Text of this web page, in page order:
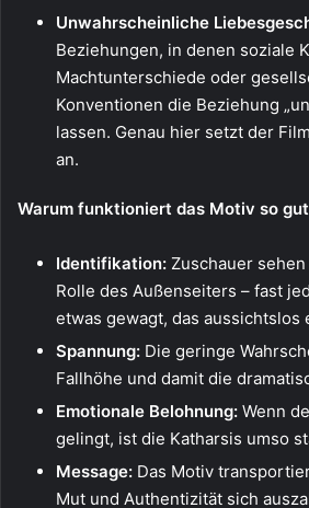
Unwahrscheinliche
Beziehungen, in denen soziale
Machtunterschiede oder
Konventionen die Beziehung
lassen. Genau hier setzt der
an.
Warum funktioniert das Motiv so
Identifikation: Zuschauer
Rolle des Außenseiters – fast
etwas gewagt, das aussichtslos
Spannung: Die geringe
Fallhöhe und damit die
Emotionale Belohnung: Wenn
gelingt, ist die Katharsis umso
Message: Das Motiv
Mut und Authentizität sich